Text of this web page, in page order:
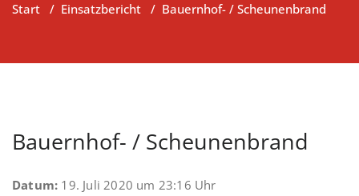
Start / Einsatzbericht / Bauernhof- / Scheunenbrand
Bauernhof- / Scheunenbrand
Datum: 19. Juli 2020 um 23:16 Uhr